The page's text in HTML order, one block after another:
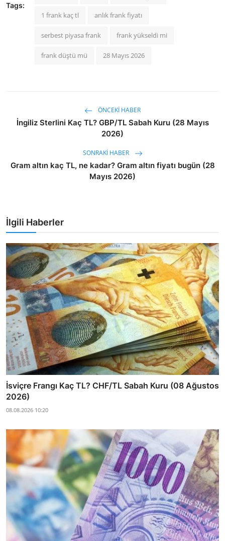
Tags:
1 frank kaç tl anlık frank fiyatı
serbest piyasa frank frank yükseldi mi
frank düştü mü 28 Mayıs 2026
ÖNCEKI HABER
İngiliz Sterlini Kaç TL? GBP/TL Sabah Kuru (28 Mayıs
2026)
SONRAKI HABER
Gram altın kaç TL, ne kadar? Gram altın fiyatı bugün (28
Mayıs 2026)
İlgili Haberler
İsviçre Frangı Kaç TL? CHF/TL Sabah Kuru (08 Ağustos
2026)
08.08.2026 10:20